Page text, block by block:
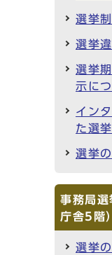
選挙
選挙
選挙
示に
イン
た選
選挙
事務局選
庁舎5階）
選挙